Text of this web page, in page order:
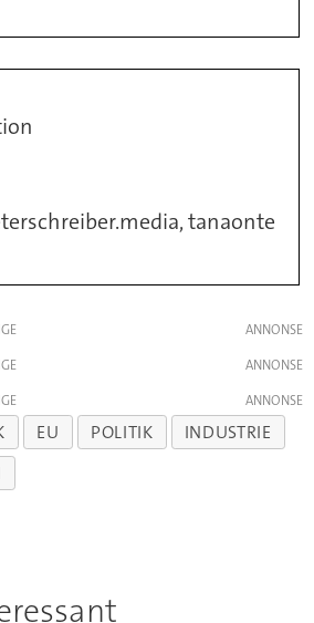
tanaonte
EU POLITIK
INDUSTRIE